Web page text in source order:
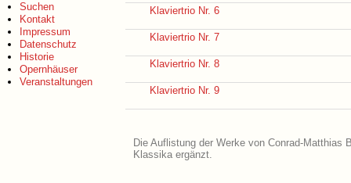
Suchen
Kontakt
Impressum
Datenschutz
Historie
Opernhäuser
Veranstaltungen
Klaviertrio Nr. 6
Klaviertrio Nr. 7
Klaviertrio Nr. 8
Klaviertrio Nr. 9
Die Auflistung der Werke von Conrad-
Klassika ergänzt.